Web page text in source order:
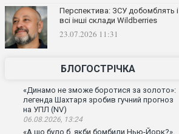
Перспектива: ЗСУ добомблять і
всі інші склади Wildberries
23.07.2026 11:31
БЛОГОСТРІЧКА
«Динамо не зможе боротися за золото»:
легенда Шахтаря зробив гучний прогноз
на УПЛ (NV)
06.08.2026, 13:24
«А що було б, якби бомбили Нью-Йорк?».